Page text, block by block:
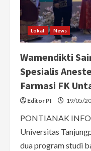
Lokal News
Wamendikti
Spesialis
Farmasi FK
Editor PI 19/05/
PONTIANAK
Universitas
dua program studi